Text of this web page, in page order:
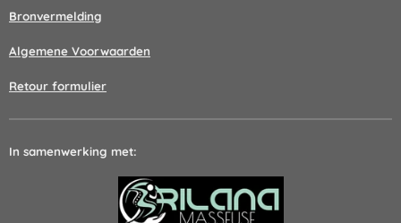
Bronvermelding
Algemene Voorwaarden
Retour formulier
In samenwerking met: